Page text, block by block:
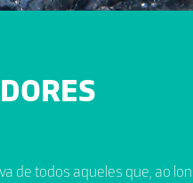
de todos aqueles que, ao